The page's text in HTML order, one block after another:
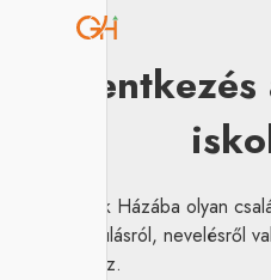
A Gyermekek Házába olyan
iskoláról, tanulásról, nevelésről
szemléletéhez.